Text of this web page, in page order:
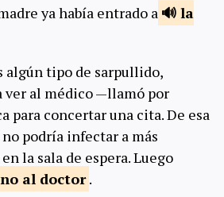
ya había entrado a
la
tipo de sarpullido,
ver al médico —llamó por
para concertar una cita. De esa
podría infectar a más
la sala de espera. Luego
al doctor .